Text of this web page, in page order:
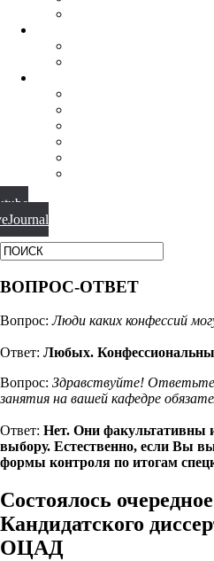
ВОПРОС-ОТВЕТ
Вопрос:Люди каких конфессий
Ответ: Любых.
Вопрос: Здравствуйте!
занятия на вашей кафедре
Ответ: Нет. Они факультативны
выбору. Естественно, если Вы
формы контроля по итогам
Состоялось
Кандидатского
ОЦАД